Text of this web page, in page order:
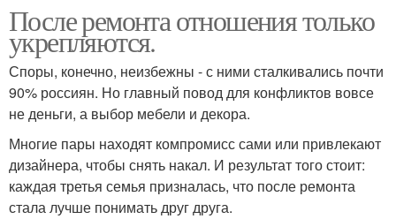
После ремонта отношения только
укрепляются.
Споры, конечно, неизбежны - с ними сталкивались почти
90% россиян. Но главный повод для конфликтов вовсе
не деньги, а выбор мебели и декора.
Многие пары находят компромисс сами или привлекают
дизайнера, чтобы снять накал. И результат того стоит:
каждая третья семья призналась, что после ремонта
стала лучше понимать друг друга.